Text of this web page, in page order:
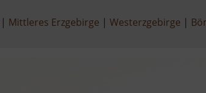
Mittleres Erzgebirge Westerzgebirge